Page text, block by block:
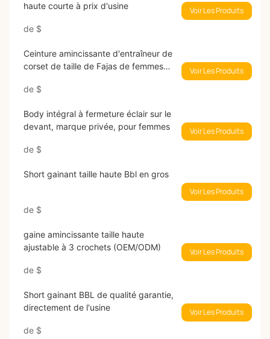
haute courte à prix d'usine
de $
Voir Les Produits
Ceinture amincissante d'entraîneur de
corset de taille de Fajas de femmes
de $
Voir Les Produits
Body intégral à fermeture éclair sur le
devant, marque privée, pour femmes
de $
Voir Les Produits
Short gainant taille haute Bbl en gros
de $
Voir Les Produits
gaine amincissante taille haute
ajustable à 3 crochets (OEM/ODM)
de $
Voir Les Produits
Short gainant BBL de qualité garantie,
directement de l'usine
de $
Voir Les Produits